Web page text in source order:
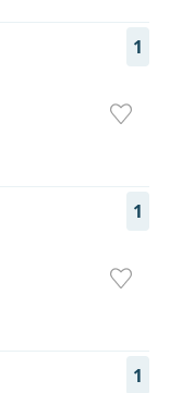
1
1
1